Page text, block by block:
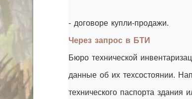
- договоре купли-продажи.
Через запрос в БТИ
Бюро технической
данные об их техсостоянии.
технического паспорта здания